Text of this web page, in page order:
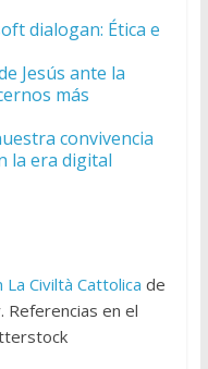
dialogan: Ética e
Jesús ante la
más
convivencia
la era digital
Civiltà Cattolica de
Referencias en el